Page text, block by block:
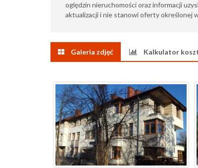
oględzin nieruchomości oraz informacji
aktualizacji i nie stanowi oferty określonej
Galeria zdjęć Kalkulator